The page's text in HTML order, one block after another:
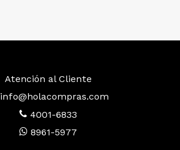
Atención al Cliente
info@holacompras.com
4001-6833
8961-5977